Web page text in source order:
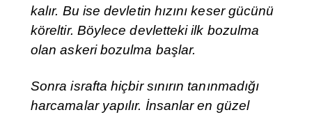
kalır. Bu ise devletin hızını keser gücünü
köreltir. Böylece devletteki ilk bozulma
olan askeri bozulma başlar.
Sonra israfta hiçbir sınırın tanınmadığı
harcamalar yapılır. İnsanlar en güzel